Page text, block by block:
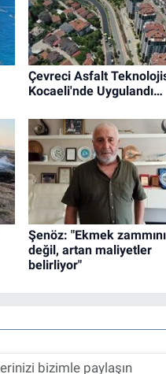
Çevreci Asfalt
Kocaeli'nde Uygulandı…
Şenöz: "Ekmek
değil, artan maliyetler
belirliyor"